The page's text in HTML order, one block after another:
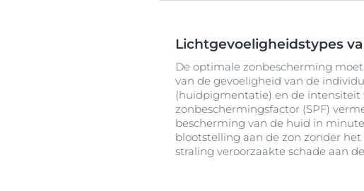
Lichtgevoeligheidstypes
De optimale zonbescherming
van de gevoeligheid van de
(huidpigmentatie) en de intensiteit
zonbeschermingsfactor (SPF)
bescherming van de huid in
blootstelling aan de zon zonder het
straling veroorzaakte schade aan